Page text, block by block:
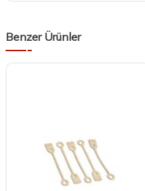
Benzer Ürünler